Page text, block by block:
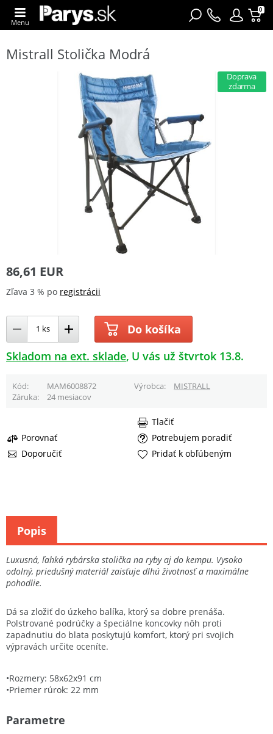
0
Menu
Mistrall Stolička Modrá
Doprava
zdarma
86,61 EUR
Zľava 3 % po registrácii
Do košíka
Skladom na ext. sklade U vás už štvrtok 13.8.
Kód MAM6008872 Výrobca
MISTRALL
Záruka
24 mesiacov
Porovnať
Potrebujem poradiť
Doporučiť
Tlačiť
Pridať k obľúbeným
Luxusná, ľahká rybárska stolička na ryby aj do kempu. Vysoko
odolný, priedušný materiál zaisťuje dlhú životnosť a maximálne
pohodlie.
Dá sa zložiť do úzkeho balíka, ktorý sa dobre prenáša.
Polstrované podrúčky a špeciálne koncovky nôh proti
zapadnutiu do blata poskytujú komfort, ktorý pri svojich
výpravách určite oceníte.
•Rozmery: 58x62x91 cm
•Priemer rúrok: 22 mm
Parametre
Popis